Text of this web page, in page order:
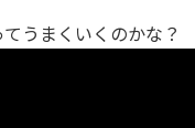
うまくいくのかな？